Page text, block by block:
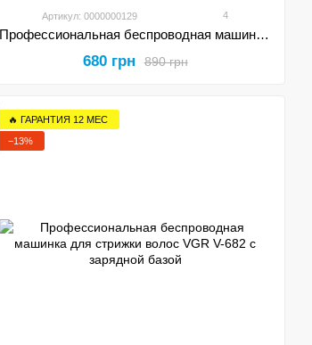
Артикул: 0000000129 4
Профессиональная беспроводная машинка для стрижки волос VGR V-082 машинка для волос бороды
890 грн
680 грн
🔥 ГАРАНТИЯ 12 МЕС
−13%